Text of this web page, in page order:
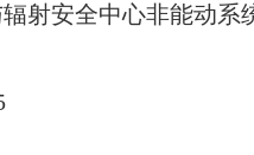
射安全中心非能动系